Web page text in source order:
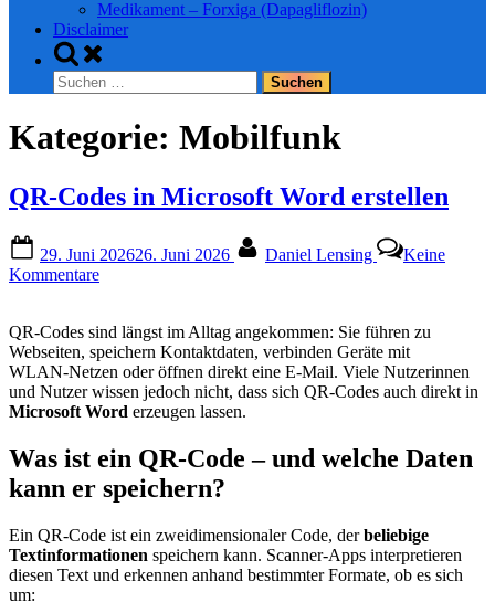
Medikament – Forxiga (Dapagliflozin)
Disclaimer
Toggle
search
form
Suchen
nach:
Kategorie: Mobilfunk
QR‑Codes in Microsoft Word erstellen
on
29. Juni 202626. Juni 2026 Daniel Lensing
Keine
Kommentarezu
Microsoft
Word
erstellen
QR‑Codes sind längst im Alltag angekommen: Sie führen zu
Webseiten, speichern Kontaktdaten, verbinden Geräte mit
WLAN‑Netzen oder öffnen direkt eine E‑Mail. Viele Nutzerinnen
und Nutzer wissen jedoch nicht, dass sich QR‑Codes auch direkt in
Microsoft Word erzeugen lassen.
Was ist ein QR‑Code – und welche Daten
kann er speichern?
Ein QR‑Code ist ein zweidimensionaler Code, derbeliebige
Textinformationen speichern kann. Scanner‑Apps interpretieren
diesen Text und erkennen anhand bestimmter Formate, ob es sich
um: